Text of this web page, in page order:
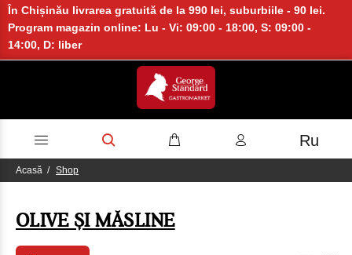
În Chișinău livrarea gratuită de la 990 lei, suburbiile - 90 lei.
Program magazin online: Lu - Vi: 09:00 - 18:00, S: 09:00 -
14:00, D: liber
Ru
Acasă Shop
OLIVE ȘI MĂSLINE